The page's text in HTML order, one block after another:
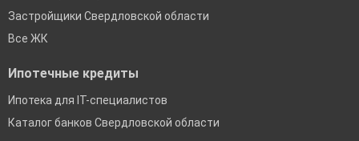
Застройщики Свердловской области
Все ЖК
Ипотечные кредиты
Ипотека для IT-специалистов
Каталог банков Свердловской области